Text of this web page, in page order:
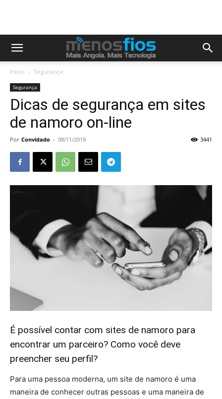
Início Segurança
Segurança
Dicas de segurança em sites
de namoro on-line
Por Convidado - 08/11/2019 3441
É possível contar com sites de namoro para
encontrar um parceiro? Como você deve
preencher seu perfil?
Para uma pessoa moderna, um site de namoro é uma
maneira de conhecer outras pessoas e uma maneira de